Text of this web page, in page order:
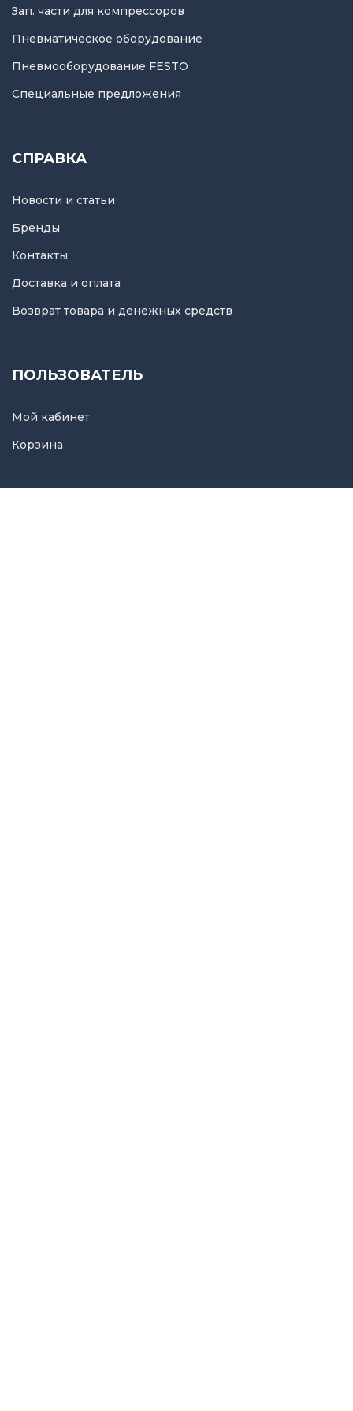
Зап. части для компрессоров
Пневматическое оборудование
Пневмооборудование FESTO
Специальные предложения
СПРАВКА
Новости и статьи
Бренды
Контакты
Доставка и оплата
Возврат товара и денежных средств
ПОЛЬЗОВАТЕЛЬ
Мой кабинет
Корзина